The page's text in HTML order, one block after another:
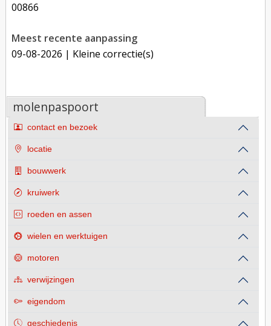
00866
Meest recente aanpassing
09-08-2026 | Kleine correctie(s)
molenpaspoort
contact en bezoek
locatie
bouwwerk
kruiwerk
roeden en assen
wielen en werktuigen
motoren
verwijzingen
eigendom
geschiedenis